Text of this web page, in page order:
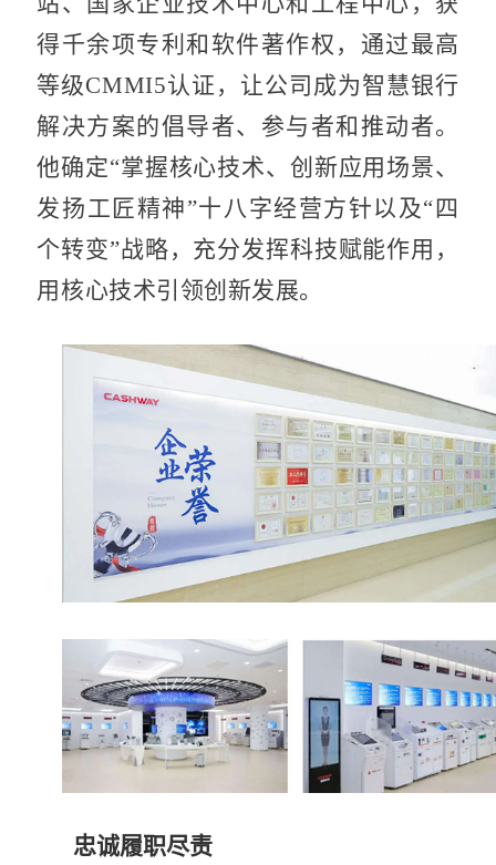
得千余项专利和软件著作权，通过最高
等级CMMI5认证，让公司成为智慧银行
解决方案的倡导者、参与者和推动者。
他确定“掌握核心技术、创新应用场景、
发扬工匠精神”十八字经营方针以及“四
个转变”战略，充分发挥科技赋能作用，
用核心技术引领创新发展。
忠诚履职尽责